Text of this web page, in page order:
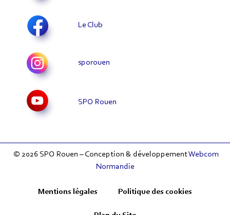
Le Club
sporouen
SPO Rouen
© 2026 SPO Rouen – Conception & développementWebcom
Normandie
Mentions légales Politique des cookies